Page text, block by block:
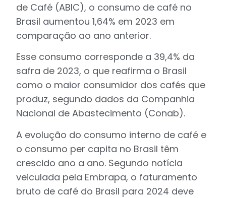
de Café (ABIC), o consumo de café no
Brasil aumentou 1,64% em 2023 em
comparação ao ano anterior.
Esse consumo corresponde a 39,4% da
safra de 2023, o que reafirma o Brasil
como o maior consumidor dos cafés que
produz, segundo dados da Companhia
Nacional de Abastecimento (Conab).
A evolução do consumo interno de café e
o consumo per capita no Brasil têm
crescido ano a ano. Segundo notícia
veiculada pela Embrapa, o faturamento
bruto de café do Brasil para 2024 deve